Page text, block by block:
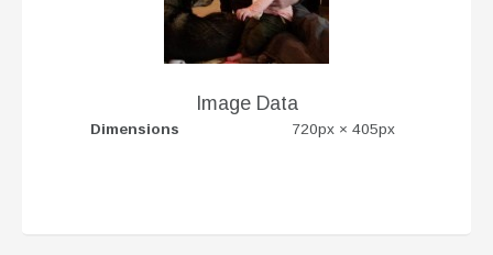
Image Data
Dimensions 720px × 405px